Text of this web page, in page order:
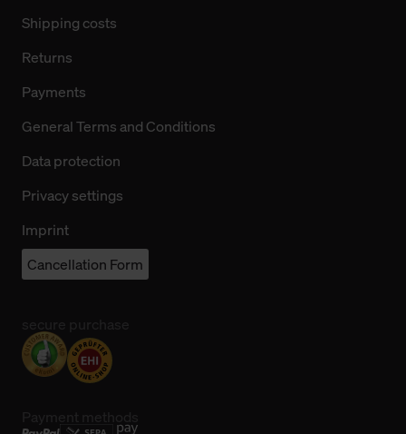
Shipping costs
Returns
Payments
General Terms and Conditions
Data protection
Privacy settings
Imprint
Cancellation Form